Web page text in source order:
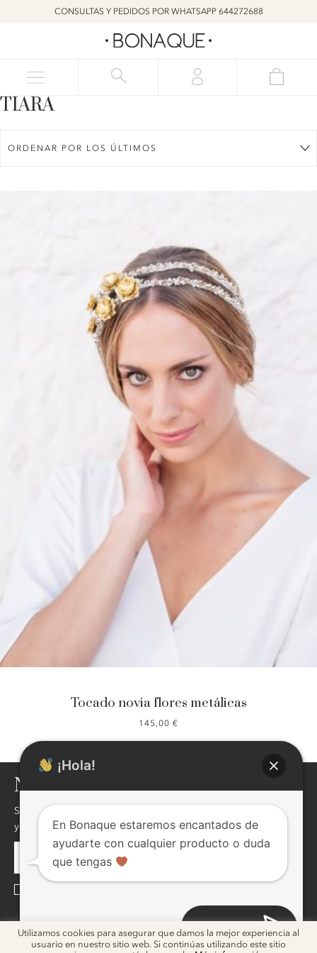
CONSULTAS Y PEDIDOS POR WHATSAPP 644272688
TIARA
Tocado novia flores metálicas
145,00 €
NEWSLETTER
Si quieres enterarte de nuestras novedades,descuentos,eventos
y mucho más ! inscribite, seguro te va a interesar !
ig ig
2026 © Bonaque. DiseñoMelon Blanc
Utilizamos cookies para asegurar que damos la mejor experiencia al
usuario en nuestro sitio web. Si continúas utilizando este sitio
Abrir chat
¡Hola!
En Bonaque estaremos encantados de
ayudarte con cualquier producto o duda
que tengas